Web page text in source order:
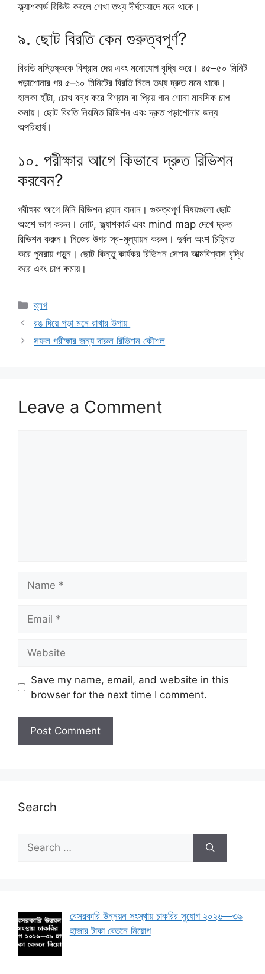
ফ্ল্যাশকার্ড রিভিউ করলে শেখা তথ্য দীর্ঘমেয়াদে মনে থাকে।
৯. ছোট বিরতি কেন গুরুত্বপূর্ণ?
বিরতি মস্তিষ্ককে বিশ্রাম দেয় এবং মনোযোগ বৃদ্ধি করে। ৪৫–৫০ মিনিট
পড়াশোনার পর ৫–১০ মিনিটের বিরতি নিলে তথ্য দ্রুত মনে থাকে।
হালকা হাঁটা, চোখ বন্ধ করে বিশ্রাম বা প্রিয় গান শোনা মানসিক চাপ
কমায়। ছোট বিরতি নিয়মিত রিভিশন এবং দ্রুত পড়াশোনার জন্য
অপরিহার্য।
১০. পরীক্ষার আগে কিভাবে দ্রুত রিভিশন
করবেন?
পরীক্ষার আগে মিনি রিভিশন প্ল্যান বানান। গুরুত্বপূর্ণ বিষয়গুলো ছোট
অংশে ভাগ করুন। নোট, ফ্ল্যাশকার্ড এবং mind map দেখে দ্রুত
রিভিশন করুন। নিজের উপর স্ব-মূল্যায়ন করুন। দুর্বল অংশ চিহ্নিত
করে পুনরায় পড়ুন। ছোট কিন্তু কার্যকর রিভিশন সেশন আত্মবিশ্বাস বৃদ্ধি
করে এবং চাপ কমায়।
Categories
ব্লগ
রঙ দিয়ে পড়া মনে রাখার উপায়
সফল পরীক্ষার জন্য দারুন রিভিশন কৌশল
Leave a Comment
Save my name, email, and website in this
browser for the next time I comment.
Search
Search
for:
বেসরকারি উন্নয়ন সংস্থায় চাকরির সুযোগ ২০২৬—৩৯
হাজার টাকা বেতনে নিয়োগ